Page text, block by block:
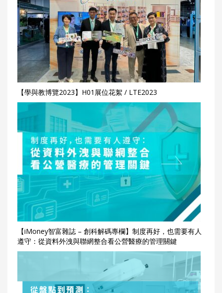
【學與教博覽2023】H01展位花絮 / LTE2023
【iMoney智富雜誌 – 創科解碼專欄】制度再好，也需要有人
遵守：從資料外洩與聯網整合看公營醫療的管理關鍵